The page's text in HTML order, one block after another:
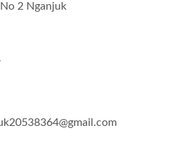
2 Nganjuk